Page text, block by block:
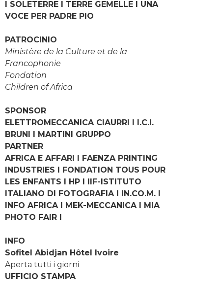
I SOLETERRE I TERRE GEMELLE I UNA
VOCE PER PADRE PIO
PATROCINIO
Ministère de la Culture et de la
Francophonie
Fondation
Children of Africa
SPONSOR
ELETTROMECCANICA CIAURRI I I.C.I.
BRUNI I MARTINI GRUPPO
PARTNER
AFRICA E AFFARI I FAENZA PRINTING
INDUSTRIES I FONDATION TOUS POUR
LES ENFANTS I HP I IIF-ISTITUTO
ITALIANO DI FOTOGRAFIA I IN.CO.M. I
INFO AFRICA I MEK-MECCANICA I MIA
PHOTO FAIR I
INFO
Sofitel Abidjan Hôtel Ivoire
Aperta tutti i giorni
UFFICIO STAMPA